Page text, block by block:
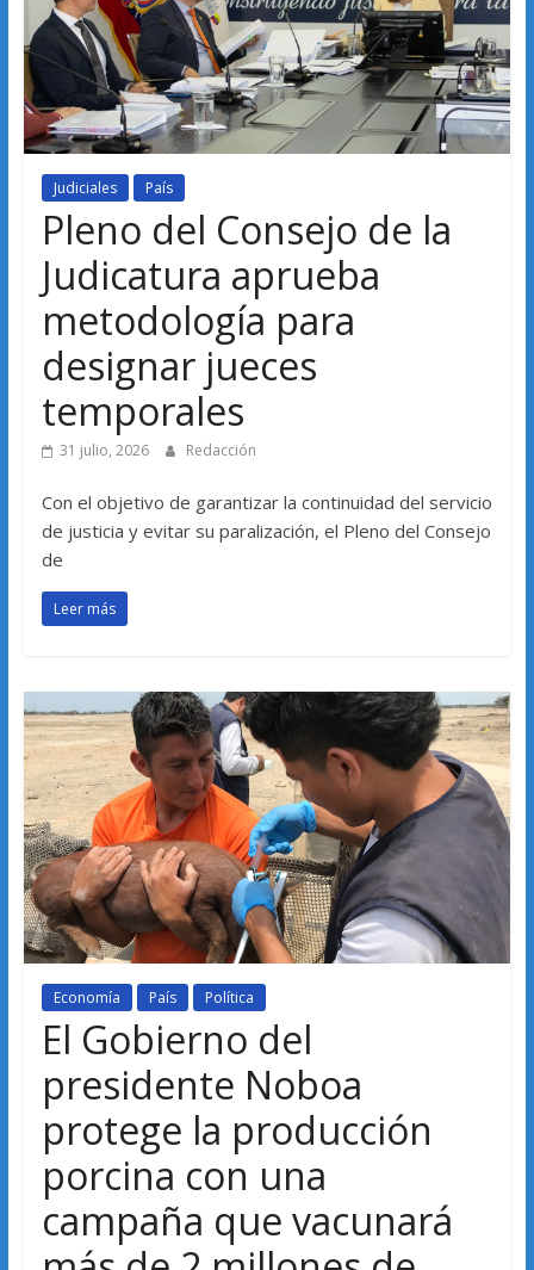
Judiciales País
Pleno del Consejo de la
Judicatura aprueba
metodología para
designar jueces
temporales
31 julio, 2026 Redacción
Con el objetivo de garantizar la continuidad del servicio
de justicia y evitar su paralización, el Pleno del Consejo
de
Leer más
Economía País Política
El Gobierno del
presidente Noboa
protege la producción
porcina con una
campaña que vacunará